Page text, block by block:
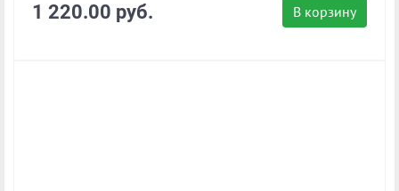
В корзину
1 220.00 руб.